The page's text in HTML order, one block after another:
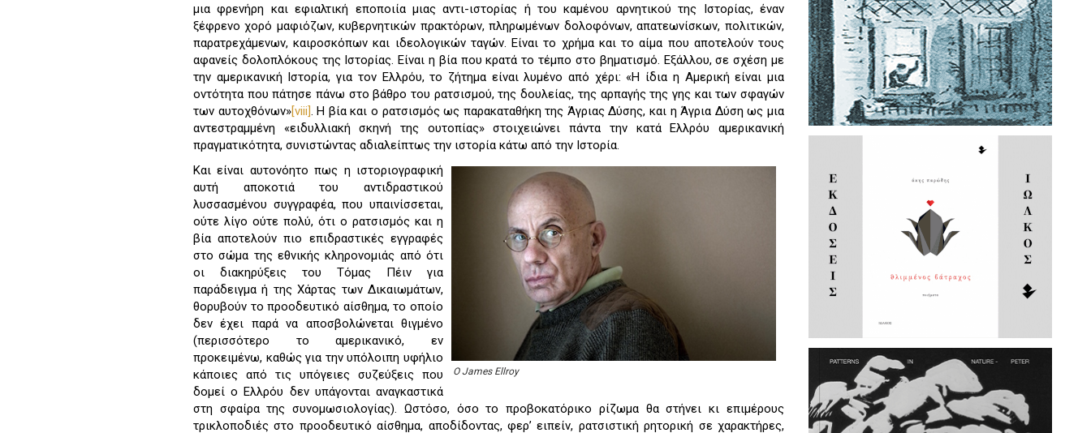
μια φρενήρη και εφιαλτική εποποιία μιας αντι-ιστορίας ή του καμένου αρνητικού της Ιστορίας, έναν
ξέφρενο χορό μαφιόζων, κυβερνητικών πρακτόρων, πληρωμένων δολοφόνων, απατεωνίσκων, πολιτικών,
παρατρεχάμενων, καιροσκόπων και ιδεολογικών ταγών. Είναι το χρήμα και το αίμα που αποτελούν τους
αφανείς δολοπλόκους της Ιστορίας. Είναι η βία που κρατά το τέμπο στο βηματισμό. Εξάλλου, σε σχέση με
την αμερικανική Ιστορία, για τον Ελλρόυ, το ζήτημα είναι λυμένο από χέρι: «Η ίδια η Αμερική είναι μια
οντότητα που πάτησε πάνω στο βάθρο του ρατσισμού, της δουλείας, της αρπαγής της γης και των σφαγών
των αυτοχθόνων»[viii]. Η βία και ο ρατσισμός ως παρακαταθήκη της Άγριας Δύσης, και η Άγρια Δύση ως μια
αντεστραμμένη «ειδυλλιακή σκηνή της ουτοπίας» στοιχειώνει πάντα την κατά Ελλρόυ αμερικανική
πραγματικότητα, συνιστώντας αδιαλείπτως την ιστορία κάτω από την Ιστορία.
Ο James Ellroy
Και είναι αυτονόητο πως η ιστοριογραφική
αυτή αποκοτιά του αντιδραστικού
λυσσασμένου συγγραφέα, που υπαινίσσεται,
ούτε λίγο ούτε πολύ, ότι ο ρατσισμός και η
βία αποτελούν πιο επιδραστικές εγγραφές
στο σώμα της εθνικής κληρονομιάς από ότι
οι διακηρύξεις του Τόμας Πέιν για
παράδειγμα ή της Χάρτας των Δικαιωμάτων,
θορυβούν το προοδευτικό αίσθημα, το οποίο
δεν έχει παρά να αποσβολώνεται θιγμένο
(περισσότερο το αμερικανικό, εν
προκειμένω, καθώς για την υπόλοιπη υφήλιο
κάποιες από τις υπόγειες συζεύξεις που
δομεί ο Ελλρόυ δεν υπάγονται αναγκαστικά
στη σφαίρα της συνομωσιολογίας). Ωστόσο, όσο το προβοκατόρικο ρίζωμα θα στήνει κι επιμέρους
τρικλοποδιές στο προοδευτικό αίσθημα, αποδίδοντας, φερ’ ειπείν, ρατσιστική ρητορική σε χαρακτήρες,